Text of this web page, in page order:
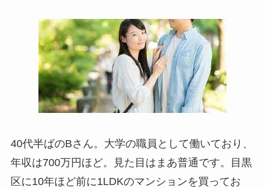
40代半ばのBさん。大学の職員として働いており、
年収は700万円ほど。見た目はまあ普通です。目黒
区に10年ほど前に1LDKのマンションを買ってお